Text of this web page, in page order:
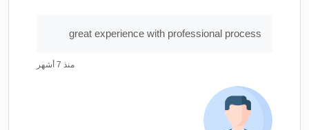
great experience with professional process
منذ 7 أشهر